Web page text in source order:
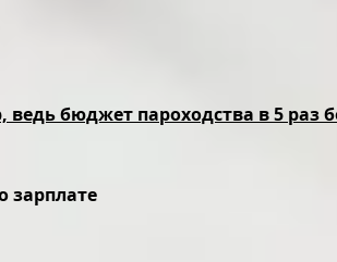
ведь бюджет пароходства в 5
зарплате